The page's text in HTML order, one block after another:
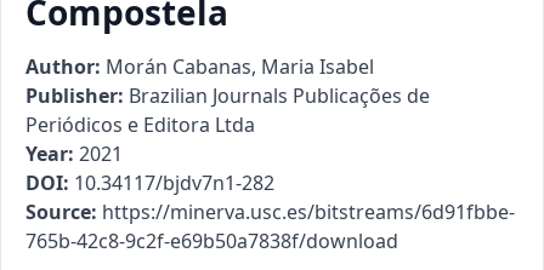
Compostela
Author: Morán Cabanas, Maria Isabel
Publisher: Brazilian Journals Publicações de
Periódicos e Editora Ltda
Year: 2021
DOI: 10.34117/bjdv7n1-282
Source: https://minerva.usc.es/bitstreams/6d91fbbe-
765b-42c8-9c2f-e69b50a7838f/download